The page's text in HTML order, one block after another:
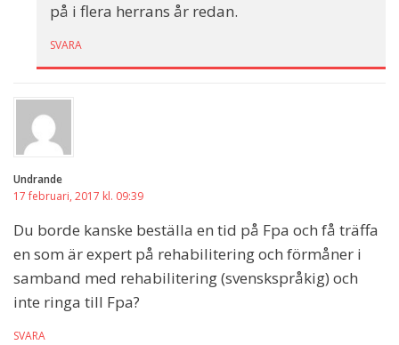
på i flera herrans år redan.
SVARA
Undrande
17 februari, 2017 kl. 09:39
Du borde kanske beställa en tid på Fpa och få träffa
en som är expert på rehabilitering och förmåner i
samband med rehabilitering (svenskspråkig) och
inte ringa till Fpa?
SVARA